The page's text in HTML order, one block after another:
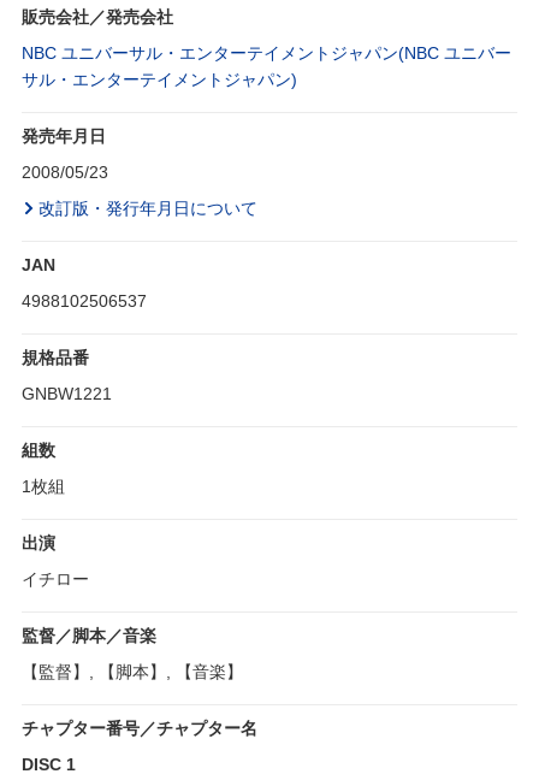
販売会社／発売会社
NBC ユニバーサル・エンターテイメントジャパン(NBC ユニバー
サル・エンターテイメントジャパン)
発売年月日
2008/05/23
改訂版・発行年月日について
JAN
4988102506537
規格品番
GNBW1221
組数
1枚組
出演
イチロー
監督／脚本／音楽
【監督】, 【脚本】, 【音楽】
チャプター番号／チャプター名
DISC 1